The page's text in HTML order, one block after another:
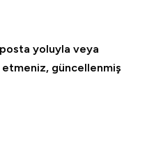
yoluyla veya
güncellenmiş